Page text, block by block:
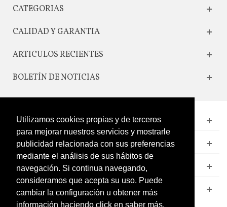
Utilizamos cookies propias y de terceros
para mejorar nuestros servicios y mostrarle
publicidad relacionada con sus preferencias
mediante el análisis de sus hábitos de
navegación. Si continua navegando,
consideramos que acepta su uso. Puede
cambiar la configuración u obtener más
información haciendo click en saber más.
CATEGORIAS
CALIDAD Y GARANTIA
ARTICULOS RECIENTES
BOLETÍN DE NOTICIAS
CONTACTO
LEGAL
CATÁLOGO
MI CUENTA